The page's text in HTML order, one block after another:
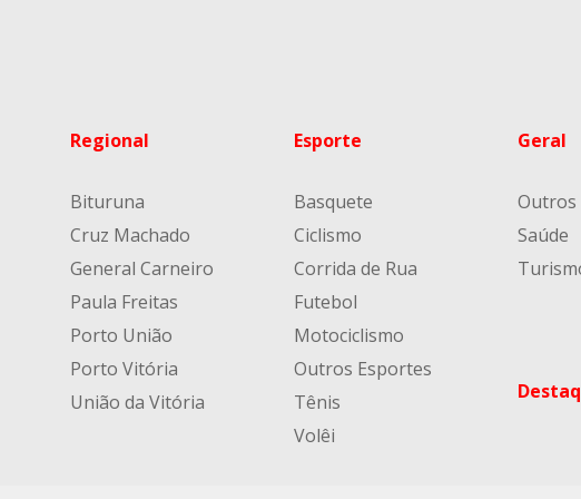
Regional
Bituruna
Cruz Machado
General Carneiro
Paula Freitas
Porto União
Porto Vitória
União da Vitória
Esporte
Basquete
Ciclismo
Corrida de Rua
Futebol
Motociclismo
Outros Esportes
Tênis
Volêi
Geral
Outros
Saúde